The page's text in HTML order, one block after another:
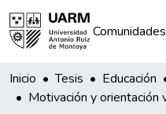
Comunidades
Inicio Tesis Educación